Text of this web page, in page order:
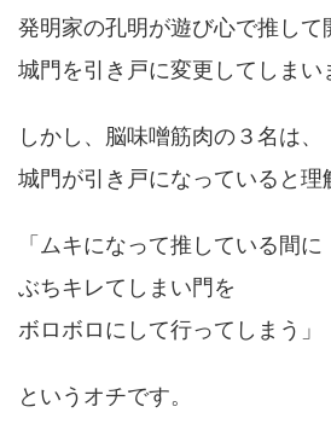
発明家の孔明が遊び心で推して
城門を引き戸に変更してしまい
しかし、脳味噌筋肉の３名は、
城門が引き戸になっていると理
「ムキになって推している間に
ぶちキレてしまい門を
ボロボロにして行ってしまう」
というオチです。